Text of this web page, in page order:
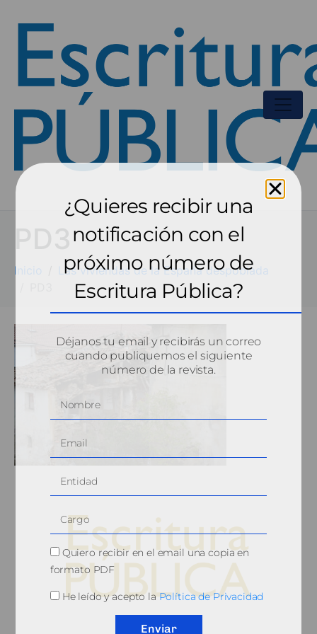
Inicio
Las viviendas de la España despoblada
© 2010, Consejo General del Notariado
¿Quieres recibir una
notificación con el
próximo número de
Escritura Pública?
Déjanos tu email y recibirás un correo
cuando publiquemos el siguiente
número de la revista.
Quiero recibir en el email una copia en
formato PDF
He leído y acepto laPolítica de Privacidad
Enviar